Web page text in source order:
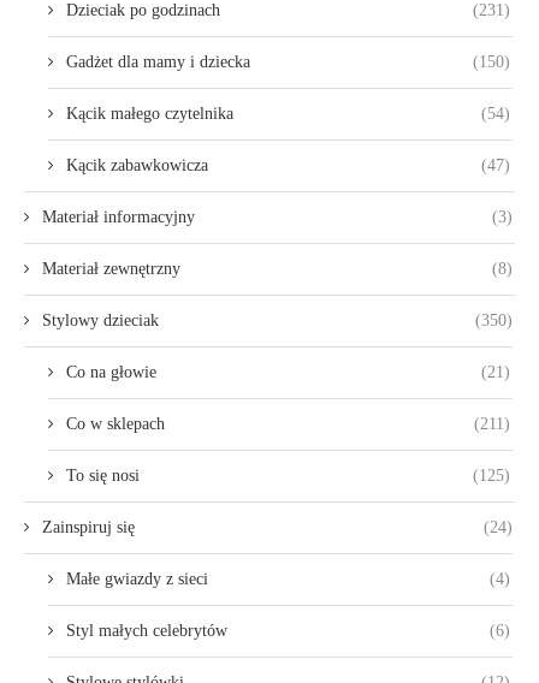
Dzieciak po godzinach (231)
Gadżet dla mamy i dziecka (150)
Kącik małego czytelnika (54)
Kącik zabawkowicza (47)
Materiał informacyjny (3)
Materiał zewnętrzny (8)
Stylowy dzieciak (350)
Co na głowie (21)
Co w sklepach (211)
To się nosi (125)
Zainspiruj się (24)
Małe gwiazdy z sieci (4)
Styl małych celebrytów (6)